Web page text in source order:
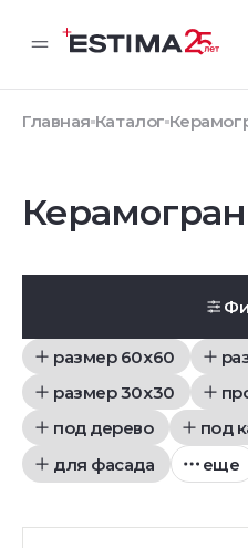
Главная Каталог
размер 60x60
размер 30x30
под дерево
под
для фасада
еще